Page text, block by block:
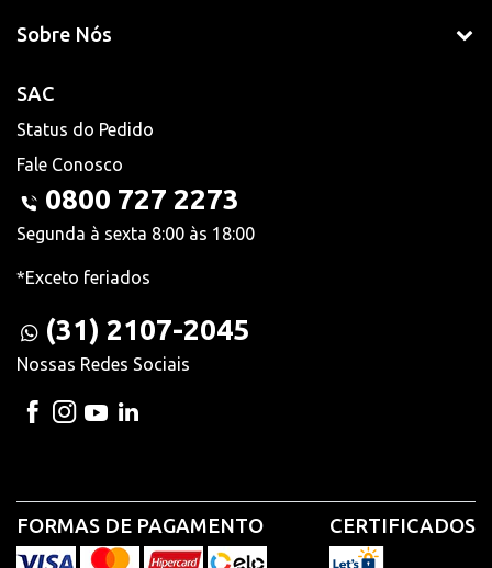
Sobre Nós
SAC
Status do Pedido
Fale Conosco
0800 727 2273
Segunda à sexta 8:00 às 18:00
*Exceto feriados
(31) 2107-2045
Nossas Redes Sociais
FORMAS DE PAGAMENTO CERTIFICADOS